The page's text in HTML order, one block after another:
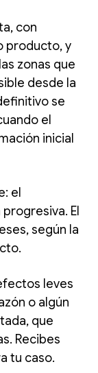
con
producto, y
zonas que
desde la
se
el
inicial
el
El
según la
leves
o algún
que
Recibes
tu caso.